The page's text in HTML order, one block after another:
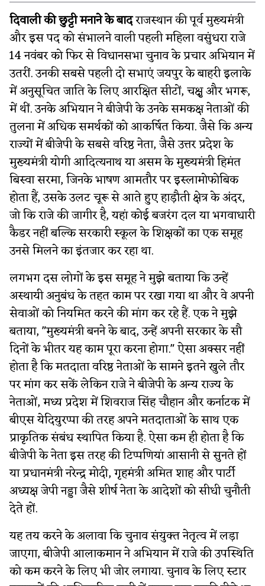
दिवाली की छुट्टी मनाने के बादराजस्थान की पूर्व मुख्यमंत्री
और इस पद को संभालने वाली पहली महिला वसुंधरा राजे
14 नवंबर को फिर से विधानसभा चुनाव के प्रचार अभियान में
उतरीं. उनकी सबसे पहली दो सभाएं जयपुर के बाहरी इलाके
में अनुसूचित जाति के लिए आरक्षित सीटों, चक्षु और भगरू,
में थीं. उनके अभियान ने बीजेपी के उनके समकक्ष नेताओं की
तुलना में अधिक समर्थकों को आकर्षित किया. जैसे कि अन्य
राज्यों में बीजेपी के सबसे वरिष्ठ नेता, जैसे उत्तर प्रदेश के
मुख्यमंत्री योगी आदित्यनाथ या असम के मुख्यमंत्री हिमंत
बिस्वा सरमा, जिनके भाषण आमतौर पर इस्लामोफोबिक
होता हैं, उसके उलट चूरू से आते हुए हाड़ौती क्षेत्र के अंदर,
जो कि राजे की जागीर है, यहां कोई बजरंग दल या भगवाधारी
कैडर नहीं बल्कि सरकारी स्कूल के शिक्षकों का एक समूह
उनसे मिलने का इंतजार कर रहा था.
लगभग दस लोगों के इस समूह ने मुझे बताया कि उन्हें
अस्थायी अनुबंध के तहत काम पर रखा गया था और वे अपनी
सेवाओं को नियमित करने की मांग कर रहे हैं. एक ने मुझे
बताया, "मुख्यमंत्री बनने के बाद, उन्हें अपनी सरकार के सौ
दिनों के भीतर यह काम पूरा करना होगा." ऐसा अक्सर नहीं
होता है कि मतदाता वरिष्ठ नेताओं के सामने इतने खुले तौर
पर मांग कर सकें लेकिन राजे ने बीजेपी के अन्य राज्य के
नेताओं, मध्य प्रदेश में शिवराज सिंह चौहान और कर्नाटक में
बीएस येदियुरप्पा की तरह अपने मतदाताओं के साथ एक
प्राकृतिक संबंध स्थापित किया है. ऐसा कम ही होता है कि
बीजेपी के नेता इस तरह की टिप्पणियां आसानी से सुनते हों
या प्रधानमंत्री नरेन्द्र मोदी, गृहमंत्री अमित शाह और पार्टी
अध्यक्ष जेपी नड्डा जैसे शीर्ष नेता के आदेशों को सीधी चुनौती
देते हों.
यह तय करने के अलावा कि चुनाव संयुक्त नेतृत्व में लड़ा
जाएगा, बीजेपी आलाकमान ने अभियान में राजे की उपस्थिति
को कम करने के लिए भी जोर लगाया. चुनाव के लिए स्टार